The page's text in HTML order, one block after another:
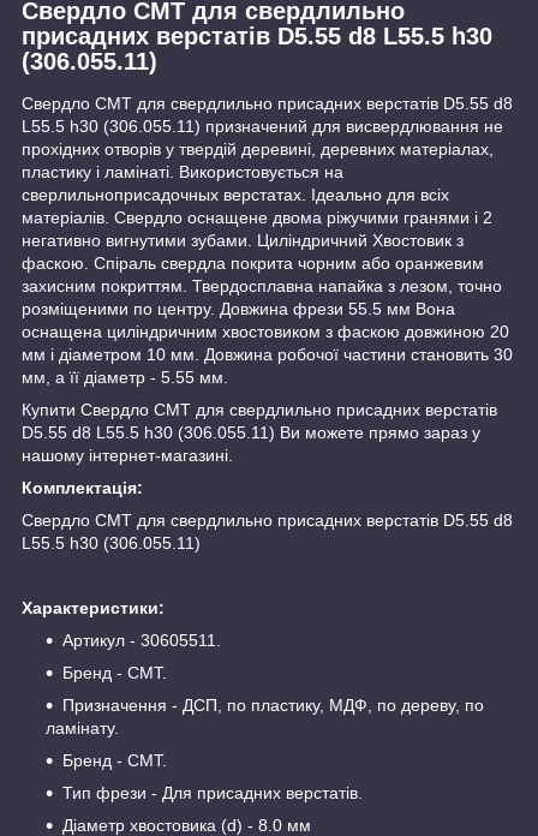
Свердло CMT для свердлильно
присадних верстатів D5.55 d8 L55.5 h30
(306.055.11)
Свердло CMT для свердлильно присадних верстатів D5.55 d8
L55.5 h30 (306.055.11) призначений для висвердлювання не
прохідних отворів у твердій деревині, деревних матеріалах,
пластику і ламінаті. Використовується на
сверлильноприсадочных верстатах. Ідеально для всіх
матеріалів. Свердло оснащене двома ріжучими гранями і 2
негативно вигнутими зубами. Циліндричний Хвостовик з
фаскою. Спіраль свердла покрита чорним або оранжевим
захисним покриттям. Твердосплавна напайка з лезом, точно
розміщеними по центру. Довжина фрези 55.5 мм Вона
оснащена циліндричним хвостовиком з фаскою довжиною 20
мм і діаметром 10 мм. Довжина робочої частини становить 30
мм, а її діаметр - 5.55 мм.
Купити Свердло CMT для свердлильно присадних верстатів
D5.55 d8 L55.5 h30 (306.055.11) Ви можете прямо зараз у
нашому інтернет-магазині.
Комплектація:
Свердло CMT для свердлильно присадних верстатів D5.55 d8
L55.5 h30 (306.055.11)
Характеристики:
Артикул - 30605511.
Бренд - CMT.
Призначення - ДСП, по пластику, МДФ, по дереву, по
ламінату.
Бренд - CMT.
Тип фрези - Для присадних верстатів.
Діаметр хвостовика (d) - 8.0 мм